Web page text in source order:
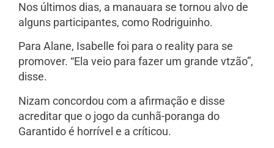
Nos últimos dias, a manauara se tornou alvo de
alguns participantes, como Rodriguinho.
Para Alane, Isabelle foi para o reality para se
promover. “Ela veio para fazer um grande vtzão”,
disse.
Nizam concordou com a afirmação e disse
acreditar que o jogo da cunhã-poranga do
Garantido é horrível e a críticou.